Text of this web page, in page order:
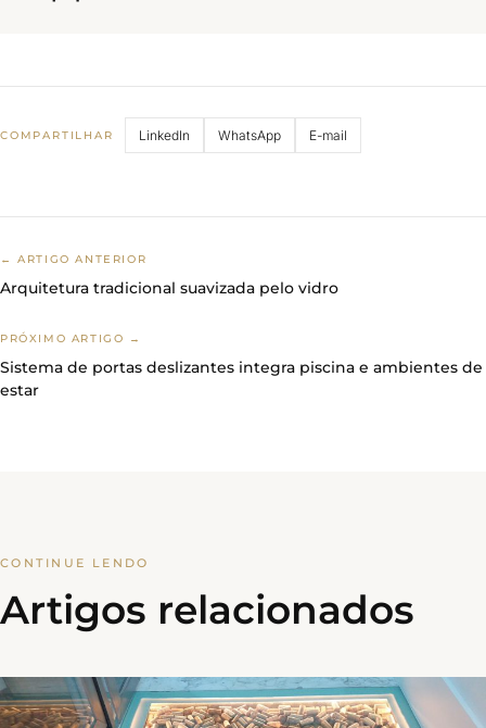
COMPARTILHAR LinkedIn WhatsApp E-mail
← ARTIGO ANTERIOR
Arquitetura tradicional suavizada pelo vidro
PRÓXIMO ARTIGO →
Sistema de portas deslizantes integra piscina e ambientes de
estar
CONTINUE LENDO
Artigos relacionados